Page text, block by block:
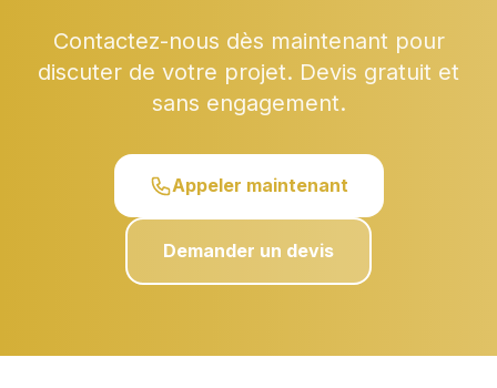
Contactez-nous dès maintenant pour
discuter de votre projet. Devis gratuit et
sans engagement.
Appeler maintenant
Demander un devis